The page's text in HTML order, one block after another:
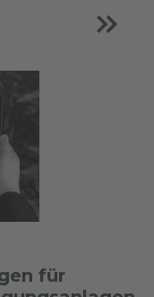
für